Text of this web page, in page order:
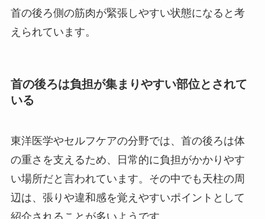
首の後ろ側の筋肉が緊張しやすい状態になると考
えられています。
首の後ろは負担が集まりやすい部位とされて
いる
東洋医学やセルフケアの分野では、首の後ろは体
の重さを支えるため、日常的に負担がかかりやす
い場所だと言われています。その中でも天柱の周
辺は、張りや違和感を覚えやすいポイントとして